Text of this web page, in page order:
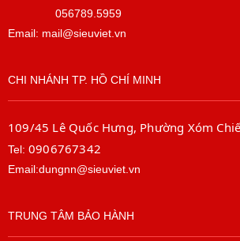
056789.5959
Email: mail@sieuviet.vn
CHI NHÁNH TP. HỒ CHÍ MINH
109/45 Lê Quốc Hưng, Phường Xóm
Tel: 0906767342
Email:dungnn@sieuviet.vn
TRUNG TÂM BẢO HÀNH